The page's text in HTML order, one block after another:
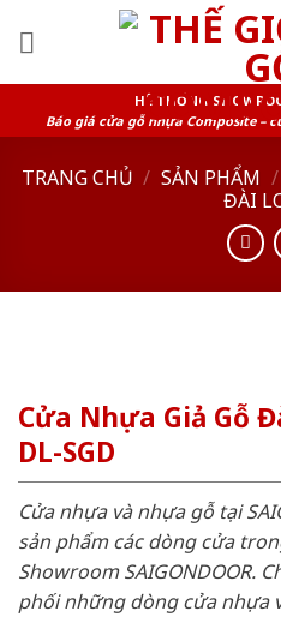
HỆ THỐNG
Báo giá cửa gỗ nhựa Composite –
TRANG CHỦ / SẢN PHẨM /
ĐÀI
Cửa Nhựa Giả Gỗ
DL-SGD
Cửa nhựa và nhựa gỗ tại
sản phẩm các dòng cửa
Showroom SAIGONDOOR.
phối những dòng cửa nhựa